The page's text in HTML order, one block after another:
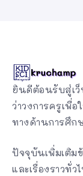
ยินดีต้อนรับสู่เว็
ว่าวงการครูเพื่
ทางด้านการศึก
ปัจจุบันเพิ่มเติ
และเรื่องราวทั่ว